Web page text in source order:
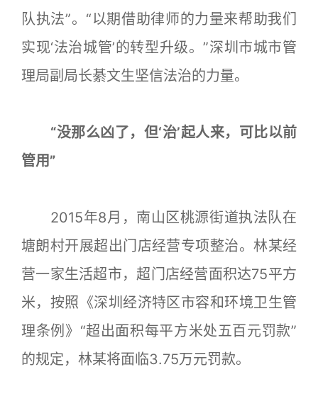
队执法”。“以期借助律师的力量来帮助我们
实现‘法治城管’的转型升级。”深圳市城市管
理局副局长綦文生坚信法治的力量。
“没那么凶了，但‘治’起人来，可比以前
管用”
2015年8月，南山区桃源街道执法队在
塘朗村开展超出门店经营专项整治。林某经
营一家生活超市，超门店经营面积达75平方
米，按照《深圳经济特区市容和环境卫生管
理条例》“超出面积每平方米处五百元罚款”
的规定，林某将面临3.75万元罚款。